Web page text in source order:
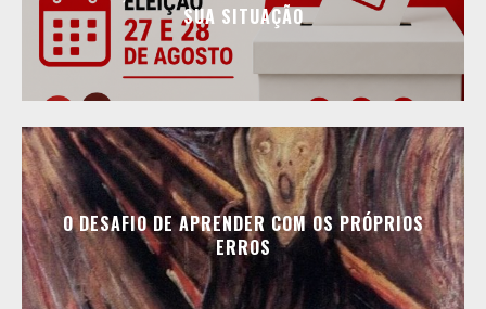
SUA SITUAÇÃO
O DESAFIO DE APRENDER COM OS PRÓPRIOS
ERROS